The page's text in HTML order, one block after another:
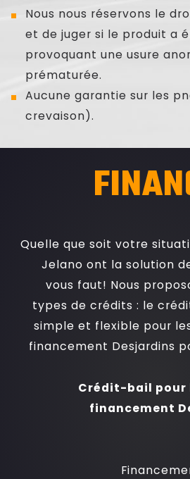
Nous nous réservons le
et de juger si le produit a
provoquant une usure
prématurée.
Aucune garantie sur les
crevaison).
Quelle que soit votre
Jelano ont la solution
vous faut! Nous
types de crédits : le
simple et flexible pour
financement Desjardins
Crédit-bail pour
financement